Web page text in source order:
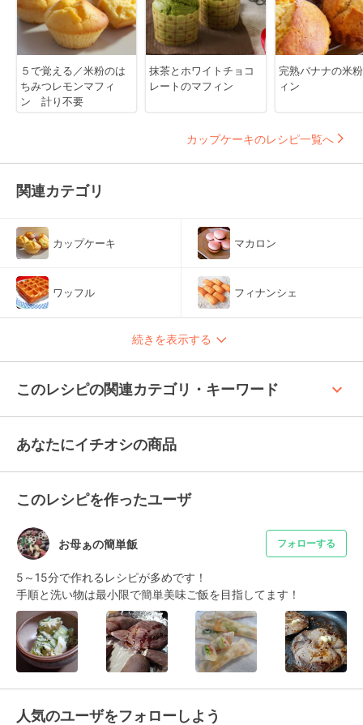
５で覚える／米粉のは
ちみつレモンマフィ
ン 計り不要
抹茶とホワイトチョコ
レートのマフィン
完熟バナナの米
ィン
カップケーキのレシピ一覧へ
関連カテゴリ
カップケーキ マカロン
ワッフル フィナンシェ
続きを表示する
このレシピの関連カテゴリ・キーワード keyboard_arrow_up
あなたにイチオシの商品
このレシピを作ったユーザ
お母ぁの簡単飯 フォローする
5～15分で作れるレシピが多めです！
手順と洗い物は最小限で簡単美味ご飯を目指してます！
人気のユーザをフォローしよう